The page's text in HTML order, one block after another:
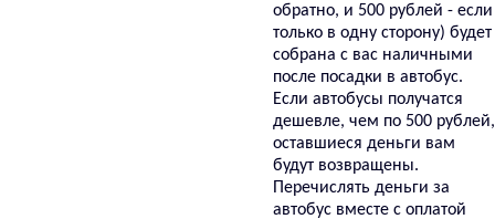
обратно, и 500 рублей - если
только в одну сторону) будет
собрана с вас наличными
после посадки в автобус.
Если автобусы получатся
дешевле, чем по 500 рублей,
оставшиеся деньги вам
будут возвращены.
Перечислять деньги за
автобус вместе с оплатой